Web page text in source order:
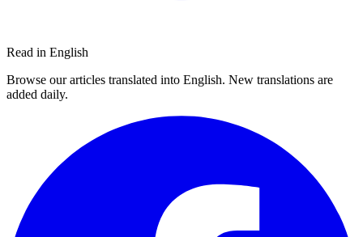
Read in English
Browse our articles translated into English. New translations are
added daily.